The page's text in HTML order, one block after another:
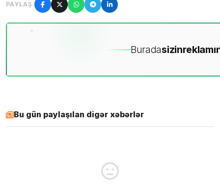
PAYLAŞ
Buradasizin
Bu gün paylaşılan digər xəbərlər